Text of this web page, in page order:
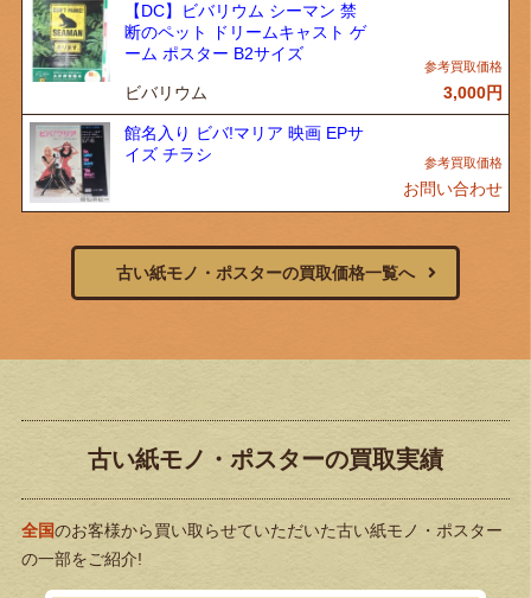
【DC】ビバリウム シーマン 禁
断のペット ドリームキャスト ゲ
ーム ポスター B2サイズ
ビバリウム 3,000円
館名入り ビバ!マリア 映画 EPサ
イズ チラシ
お問い合わせ
古い紙モノ・ポスターの買取価格一覧へ
古い紙モノ・ポスターの買取実績
全国のお客様から買い取らせていただいた古い紙モノ・ポスター
の一部をご紹介!